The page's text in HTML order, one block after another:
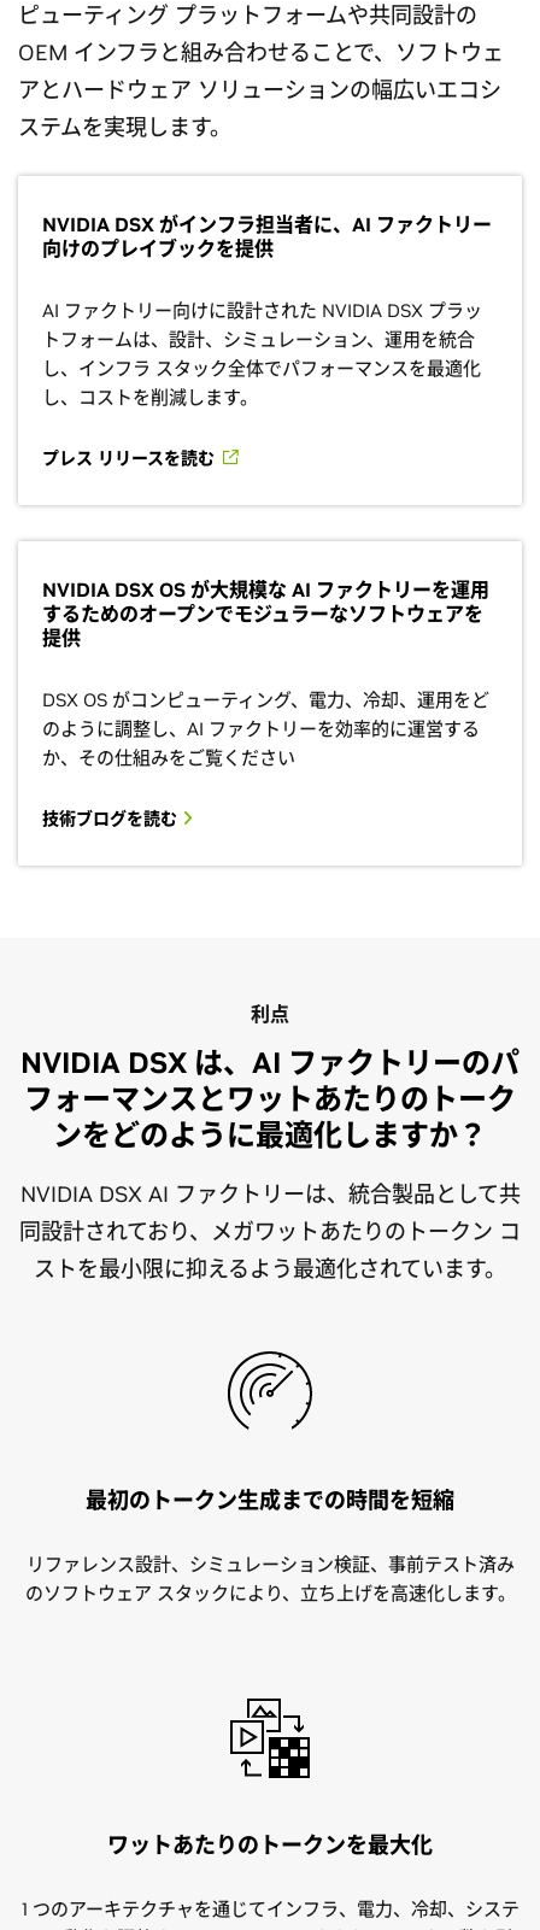
ピューティング プラットフォームや共同設計の
OEM インフラと組み合わせることで、ソフトウェ
アとハードウェア ソリューションの幅広いエコシ
ステムを実現します。
NVIDIA DSX がインフラ担当者に、AI ファクトリー
向けのプレイブックを提供
AI ファクトリー向けに設計された NVIDIA DSX プラッ
トフォームは、設計、シミュレーション、運用を統合
し、インフラ スタック全体でパフォーマンスを最適化
し、コストを削減します。
プレス リリースを読む
NVIDIA DSX OS が大規模な AI ファクトリーを運用
するためのオープンでモジュラーなソフトウェアを
提供
DSX OS がコンピューティング、電力、冷却、運用をど
のように調整し、AI ファクトリーを効率的に運営する
か、その仕組みをご覧ください
技術ブログを読む
利点
NVIDIA DSX は、AI ファクトリーのパ
フォーマンスとワットあたりのトーク
ンをどのように最適化しますか？
NVIDIA DSX AI ファクトリーは、統合製品として共
同設計されており、メガワットあたりのトークン コ
ストを最小限に抑えるよう最適化されています。
最初のトークン生成までの時間を短縮
リファレンス設計、シミュレーション検証、事前テスト済み
のソフトウェア スタックにより、立ち上げを高速化します。
ワットあたりのトークンを最大化
1 つのアーキテクチャを通じてインフラ、電力、冷却、システ